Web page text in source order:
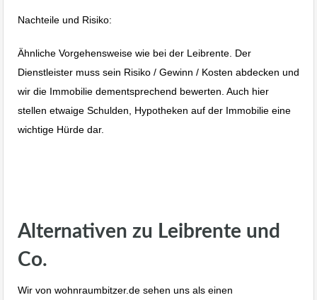
Nachteile und Risiko:
Ähnliche Vorgehensweise wie bei der Leibrente. Der
Dienstleister muss sein Risiko / Gewinn / Kosten abdecken und
wir die Immobilie dementsprechend bewerten. Auch hier
stellen etwaige Schulden, Hypotheken auf der Immobilie eine
wichtige Hürde dar.
Alternativen zu Leibrente und
Co.
Wir von wohnraumbitzer.de sehen uns als einen